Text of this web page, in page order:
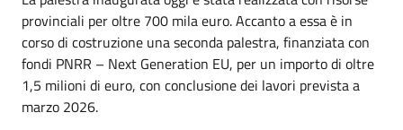
provinciali per oltre 700 mila euro. Accanto a essa è in
corso di costruzione una seconda palestra, finanziata con
fondi PNRR – Next Generation EU, per un importo di oltre
1,5 milioni di euro, con conclusione dei lavori prevista a
marzo 2026.